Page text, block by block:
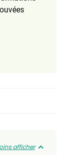
afficher